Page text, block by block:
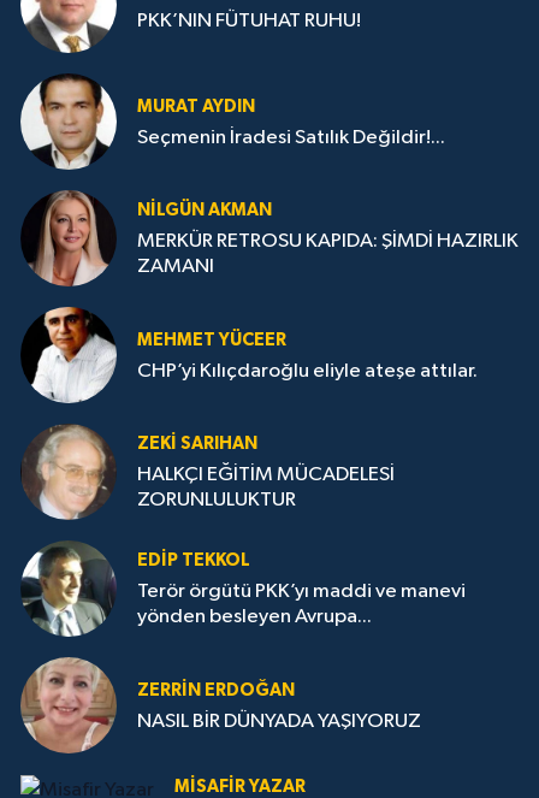
PKK’NIN FÜTUHAT RUHU!
MURAT AYDIN
Seçmenin İradesi Satılık Değildir!...
NILGÜN AKMAN
MERKÜR RETROSU KAPIDA: ŞİMDİ HAZIRLIK
ZAMANI
MEHMET YÜCEER
CHP’yi Kılıçdaroğlu eliyle ateşe attılar.
ZEKI SARIHAN
HALKÇI EĞİTİM MÜCADELESİ
ZORUNLULUKTUR
EDIP TEKKOL
Terör örgütü PKK’yı maddi ve manevi
yönden besleyen Avrupa...
ZERRIN ERDOĞAN
NASIL BİR DÜNYADA YAŞIYORUZ
MISAFIR YAZAR